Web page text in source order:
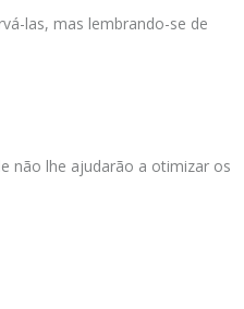
las, mas lembrando-se de
não lhe ajudarão a otimizar os